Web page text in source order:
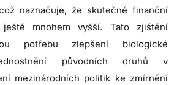
naznačuje, že skutečné finanční
mnohem vyšší. Tato zjištění
potřebu zlepšení biologické
původních druhů v
mezinárodních politik ke zmírnění